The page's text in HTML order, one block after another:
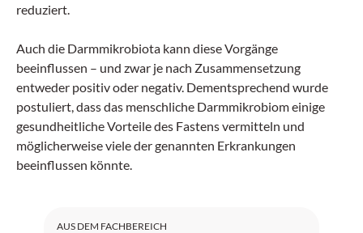
reduziert.
Auch die Darmmikrobiota kann diese Vorgänge
beeinflussen – und zwar je nach Zusammensetzung
entweder positiv oder negativ. Dementsprechend wurde
postuliert, dass das menschliche Darmmikrobiom einige
gesundheitliche Vorteile des Fas­tens vermitteln und
möglicherweise viele der genannten Erkrankungen
beeinflussen könnte.
AUS DEM FACHBEREICH